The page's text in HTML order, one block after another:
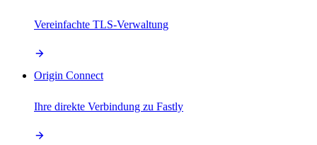
Vereinfachte TLS-Verwaltung
Origin Connect
Ihre direkte Verbindung zu Fastly